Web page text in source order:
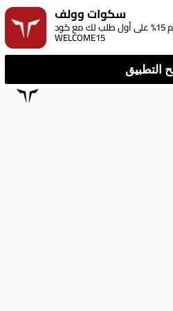
سكوات وولف
نزل تطبيقنا وخصم 15% على أول طلب لك مع كود:
WELCOME15
التطبيق